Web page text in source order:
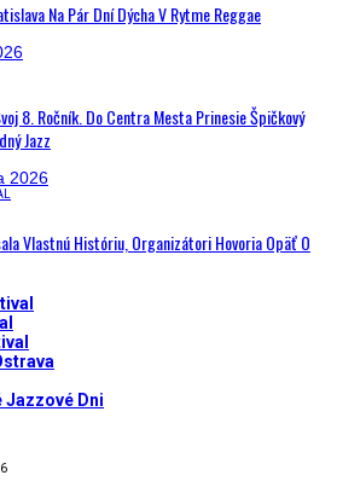
Na Pár Dní Dýcha V Rytme Reggae
8. Ročník. Do Centra Mesta Prinesie Špičkový
Jazz
Vlastnú Históriu, Organizátori Hovoria Opäť O
Jazzové Dni